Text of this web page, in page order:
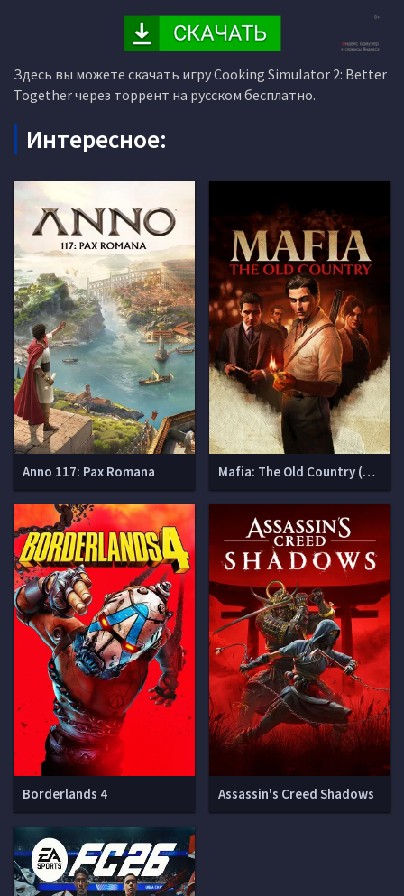
Здесь вы можете скачать игру Cooking Simulator 2: Better
Together через торрент на русском бесплатно.
Интересное:
Anno 117: Pax Romana Mafia: The Old Country (Мафия 4)
Borderlands 4 Assassin's Creed Shadows